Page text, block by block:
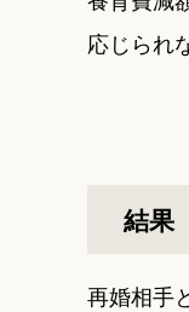
応じられ
結果
再婚相手